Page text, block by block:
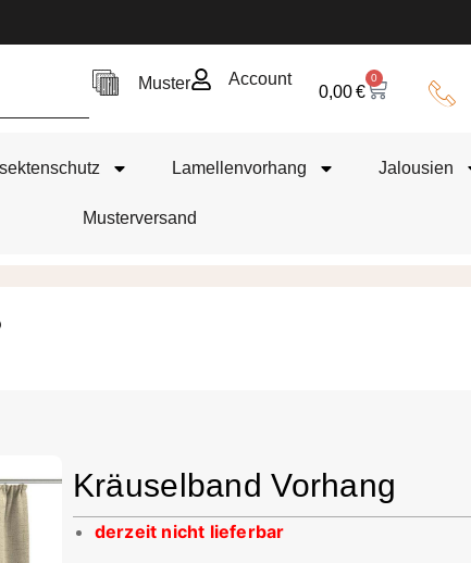
Muster Account
0,00€
0
Lamellenvorhang Jalousien
Musterversand
Kräuselband Vorhang
derzeit nicht lieferbar